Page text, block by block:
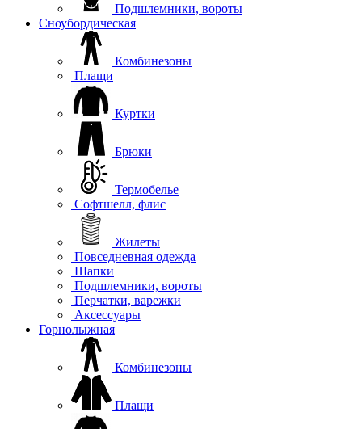
Подшлемники, вороты
Сноубордическая
Комбинезоны
Плащи
Куртки
Брюки
Термобелье
Софтшелл, флис
Жилеты
Повседневная одежда
Шапки
Подшлемники, вороты
Перчатки, варежки
Аксессуары
Горнолыжная
Комбинезоны
Плащи